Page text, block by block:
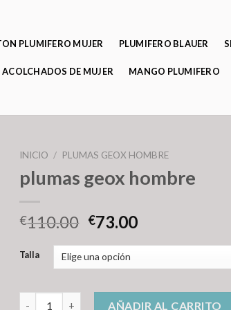
PLUMIFERO MUJER PLUMIFERO BLAUER
DE MUJER MANGO PLUMIFERO
INICIO / PLUMAS GEOX HOMBRE
plumas geox hombre
€110.00 €73.00
Talla
plumas geox hombre cantidadAÑADIR AL CARRITO